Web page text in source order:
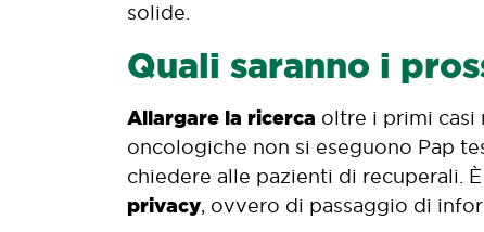
solide.
Quali saranno i
Allargare la ricerca oltre i primi casi
oncologiche non si eseguono Pap
chiedere alle pazienti di recuperali.
privacy, ovvero di passaggio di